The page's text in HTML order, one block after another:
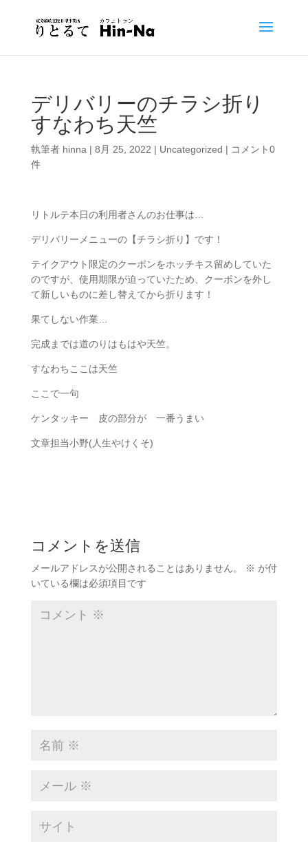
デリバリーのチラシ折り
すなわち天竺
執筆者 hinna | 8月 25, 2022 | Uncategorized | コメント0
件
リトルテ本日の利用者さんのお仕事は…
デリバリーメニューの【チラシ折り】です！
テイクアウト限定のクーポンをホッチキス留めしていた
のですが、使用期限が迫っていたため、クーポンを外し
て新しいものに差し替えてから折ります！
果てしない作業…
完成までは道のりはもはや天竺。
すなわちここは天竺
ここで一句
ケンタッキー 皮の部分が 一番うまい
文章担当小野(人生やけくそ)
コメントを送信
メールアドレスが公開されることはありません。 ※ が付
いている欄は必須項目です